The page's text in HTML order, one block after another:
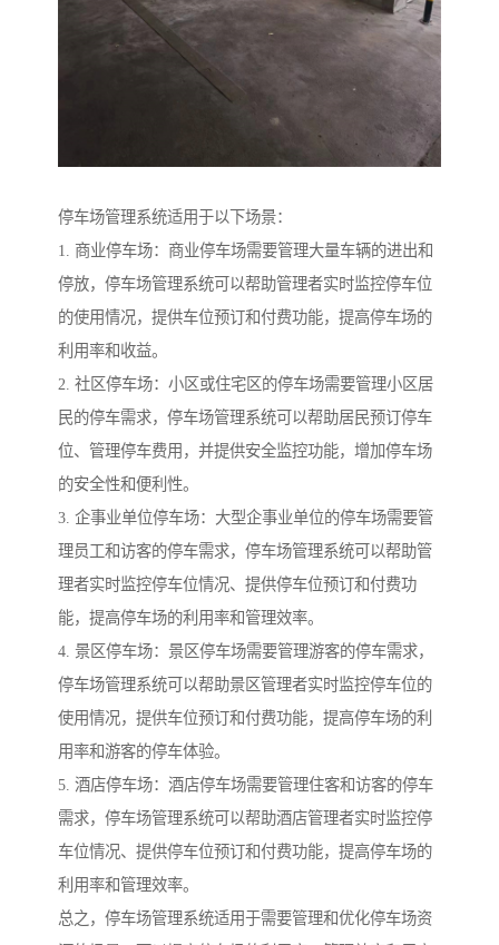
停车场管理系统适用于以下场景：
1. 商业停车场：商业停车场需要管理大量车辆的进出和
停放，停车场管理系统可以帮助管理者实时监控停车位
的使用情况，提供车位预订和付费功能，提高停车场的
利用率和收益。
2. 社区停车场：小区或住宅区的停车场需要管理小区居
民的停车需求，停车场管理系统可以帮助居民预订停车
位、管理停车费用，并提供安全监控功能，增加停车场
的安全性和便利性。
3. 企事业单位停车场：大型企事业单位的停车场需要管
理员工和访客的停车需求，停车场管理系统可以帮助管
理者实时监控停车位情况、提供停车位预订和付费功
能，提高停车场的利用率和管理效率。
4. 景区停车场：景区停车场需要管理游客的停车需求，
停车场管理系统可以帮助景区管理者实时监控停车位的
使用情况，提供车位预订和付费功能，提高停车场的利
用率和游客的停车体验。
5. 酒店停车场：酒店停车场需要管理住客和访客的停车
需求，停车场管理系统可以帮助酒店管理者实时监控停
车位情况、提供停车位预订和付费功能，提高停车场的
利用率和管理效率。
总之，停车场管理系统适用于需要管理和优化停车场资